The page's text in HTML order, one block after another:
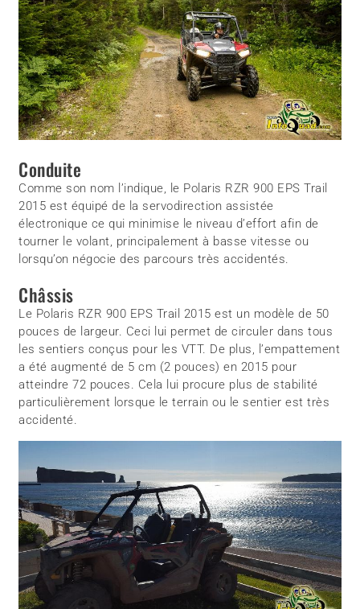
Conduite
Comme son nom l’indique, le Polaris RZR 900 EPS Trail
2015 est équipé de la servodirection assistée
électronique ce qui minimise le niveau d’effort afin de
tourner le volant, principalement à basse vitesse ou
lorsqu’on négocie des parcours très accidentés.
Châssis
Le Polaris RZR 900 EPS Trail 2015 est un modèle de 50
pouces de largeur. Ceci lui permet de circuler dans tous
les sentiers conçus pour les VTT. De plus, l’empattement
a été augmenté de 5 cm (2 pouces) en 2015 pour
atteindre 72 pouces. Cela lui procure plus de stabilité
particulièrement lorsque le terrain ou le sentier est très
accidenté.